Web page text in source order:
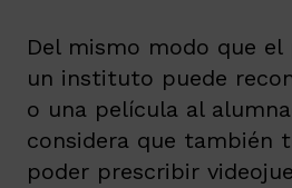
Del mismo modo que el
un instituto puede
o una película al
considera que también
poder prescribir